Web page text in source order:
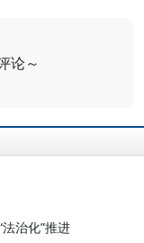
论～
治化”推进